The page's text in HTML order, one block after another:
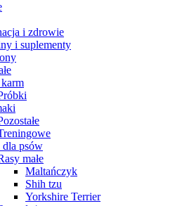
i zdrowie
i suplementy
psów
małe
Maltańczyk
Shih tzu
Yorkshire Terrier